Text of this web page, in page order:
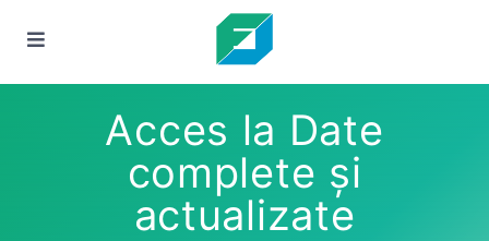
Acces la Date
complete și
actualizate